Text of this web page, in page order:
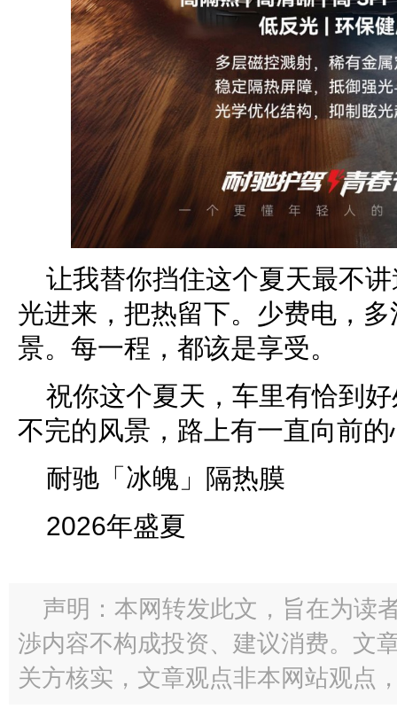
让我替你挡住这个夏天最不
光进来，把热留下。少费电，
景。每一程，都该是享受。
祝你这个夏天，车里有恰到
不完的风景，路上有一直向前的
耐驰「冰魄」隔热膜
2026年盛夏
声明：本网转发此文，旨在为读
渉内容不构成投资、建议消费。文
关方核实，文章观点非本网站观点